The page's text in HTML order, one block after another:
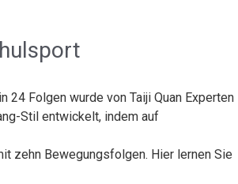
24 Folgen wurde von Taiji Quan Experten
Stil entwickelt, indem auf
zehn Bewegungsfolgen. Hier lernen Sie